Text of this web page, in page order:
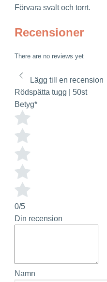
Förvara svalt och torrt.
Recensioner
There are no reviews yet
Lägg till en recension
Rödspätta tugg | 50st
Betyg*
0/5
Din recension
Namn